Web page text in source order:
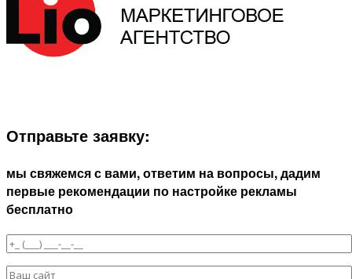
Отправьте заявку:
мы свяжемся с вами, ответим на вопросы, дадим
первые рекомендации по настройке рекламы
бесплатно